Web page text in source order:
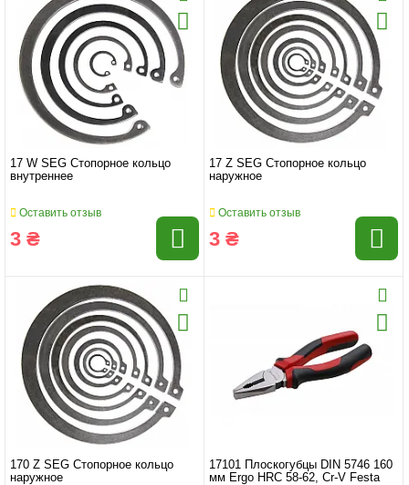
17 W SEG Стопорное кольцо
внутреннее
Оставить отзыв
3 ₴
17 Z SEG Стопорное кольцо
наружное
Оставить отзыв
3 ₴
170 Z SEG Стопорное кольцо
наружное
17101 Плоскогубцы DIN 5746 160
мм Ergo HRC 58-62, Cr-V Festa